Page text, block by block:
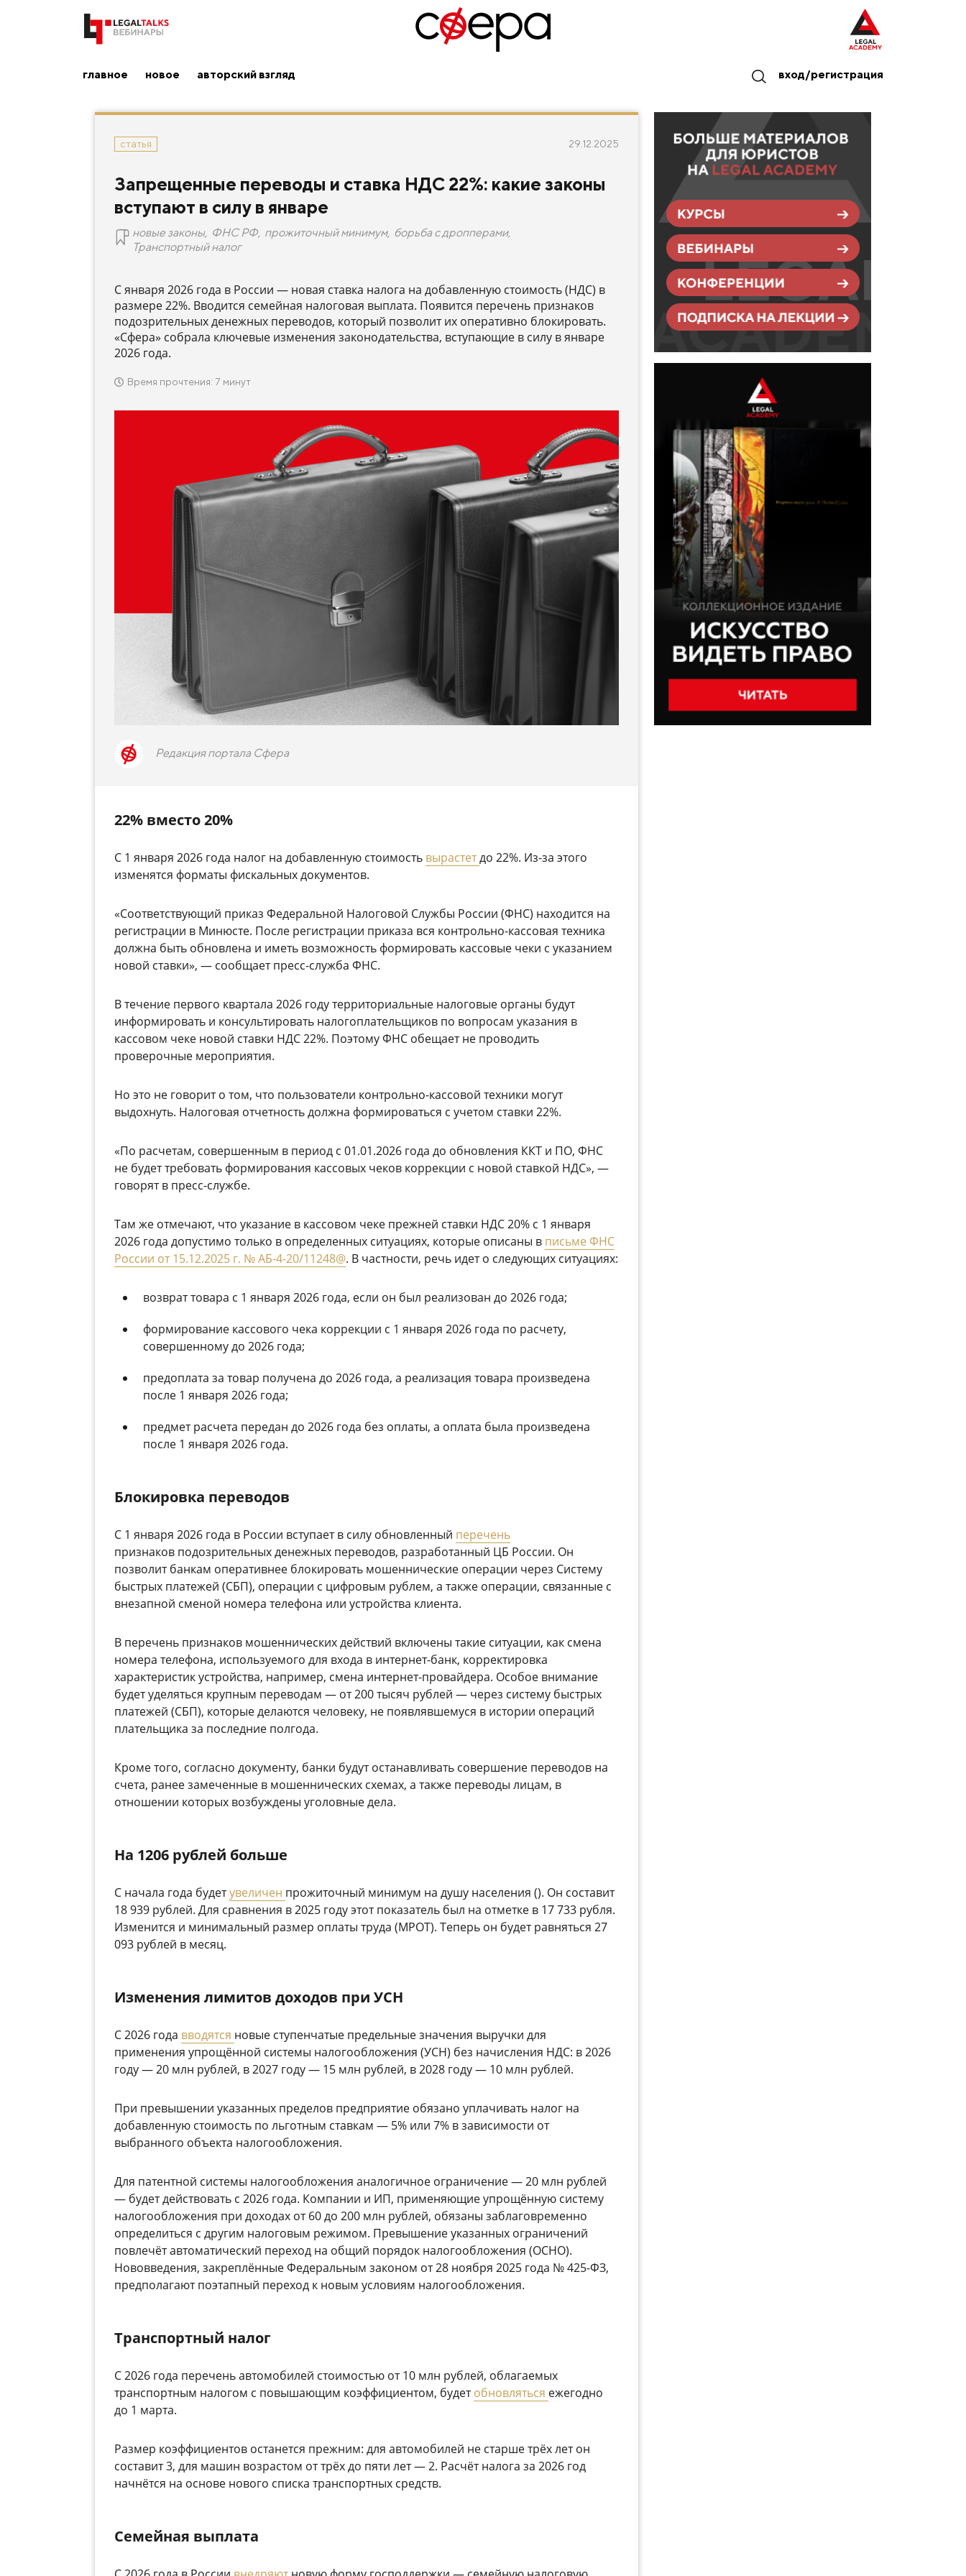
главное новое авторский взгляд вход/регистрация
статья 29.12.2025
Запрещенные переводы и ставка НДС 22%: какие законы
вступают в силу в январе
новые законы, ФНС РФ прожиточный минимум, борьба с дропперами,
Транспортный налог
С января 2026 года в России — новая ставка налога на добавленную стоимость (НДС) в
размере 22%. Вводится семейная налоговая выплата. Появится перечень признаков
подозрительных денежных переводов, который позволит их оперативно блокировать.
«Сфера» собрала ключевые изменения законодательства, вступающие в силу в январе
2026 года.
Время прочтения: 7 минут
Редакция портала Сфера
22% вместо 20%
С 1 января 2026 года налог на добавленную стоимость вырастетдо 22%. Из-за этого
изменятся форматы фискальных документов.
«Соответствующий приказ Федеральной Налоговой Службы России (ФНС) находится на
регистрации в Минюсте. После регистрации приказа вся контрольно-кассовая техника
должна быть обновлена и иметь возможность формировать кассовые чеки с указанием
новой ставки», — сообщает пресс-служба ФНС.
В течение первого квартала 2026 году территориальные налоговые органы будут
информировать и консультировать налогоплательщиков по вопросам указания в
кассовом чеке новой ставки НДС 22%. Поэтому ФНС обещает не проводить
проверочные мероприятия.
Но это не говорит о том, что пользователи контрольно-кассовой техники могут
выдохнуть. Налоговая отчетность должна формироваться с учетом ставки 22%.
«По расчетам, совершенным в период с 01.01.2026 года до обновления ККТ и ПО, ФНС
не будет требовать формирования кассовых чеков коррекции с новой ставкой НДС», —
говорят в пресс-службе.
Там же отмечают, что указание в кассовом чеке прежней ставки НДС 20% с 1 января
2026 года допустимо только в определенных ситуациях, которые описаны в письме ФНС
России от 15.12.2025 г. № АБ-4-20/11248@. В частности, речь идет о следующих ситуациях:
возврат товара с 1 января 2026 года, если он был реализован до 2026 года;
формирование кассового чека коррекции с 1 января 2026 года по расчету,
совершенному до 2026 года;
предоплата за товар получена до 2026 года, а реализация товара произведена
после 1 января 2026 года;
предмет расчета передан до 2026 года без оплаты, а оплата была произведена
после 1 января 2026 года.
Блокировка переводов
С 1 января 2026 года в России вступает в силу обновленный перечень
признаков подозрительных денежных переводов, разработанный ЦБ России. Он
позволит банкам оперативнее блокировать мошеннические операции через Систему
быстрых платежей (СБП), операции с цифровым рублем, а также операции, связанные с
внезапной сменой номера телефона или устройства клиента.
В перечень признаков мошеннических действий включены такие ситуации, как смена
номера телефона, используемого для входа в интернет-банк, корректировка
характеристик устройства, например, смена интернет-провайдера. Особое внимание
будет уделяться крупным переводам — от 200 тысяч рублей — через систему быстрых
платежей (СБП), которые делаются человеку, не появлявшемуся в истории операций
плательщика за последние полгода.
Кроме того, согласно документу, банки будут останавливать совершение переводов на
счета, ранее замеченные в мошеннических схемах, а также переводы лицам, в
отношении которых возбуждены уголовные дела.
На 1206 рублей больше
С начала года будетувеличен прожиточный минимум на душу населения (). Он составит
18 939 рублей. Для сравнения в 2025 году этот показатель был на отметке в 17 733 рубля.
Изменится и минимальный размер оплаты труда (МРОТ). Теперь он будет равняться 27
093 рублей в месяц.
Изменения лимитов доходов при УСН
С 2026 года вводятся новые ступенчатые предельные значения выручки для
применения упрощённой системы налогообложения (УСН) без начисления НДС: в 2026
году — 20 млн рублей, в 2027 году — 15 млн рублей, в 2028 году — 10 млн рублей.
При превышении указанных пределов предприятие обязано уплачивать налог на
добавленную стоимость по льготным ставкам — 5% или 7% в зависимости от
выбранного объекта налогообложения.
Для патентной системы налогообложения аналогичное ограничение — 20 млн рублей
— будет действовать с 2026 года. Компании и ИП, применяющие упрощённую систему
налогообложения при доходах от 60 до 200 млн рублей, обязаны заблаговременно
определиться с другим налоговым режимом. Превышение указанных ограничений
повлечёт автоматический переход на общий порядок налогообложения (ОСНО).
Нововведения, закреплённые Федеральным законом от 28 ноября 2025 года № 425-ФЗ,
предполагают поэтапный переход к новым условиям налогообложения.
Транспортный налог
С 2026 года перечень автомобилей стоимостью от 10 млн рублей, облагаемых
транспортным налогом с повышающим коэффициентом, будетобновляться ежегодно
до 1 марта.
Размер коэффициентов останется прежним: для автомобилей не старше трёх лет он
составит 3, для машин возрастом от трёх до пяти лет — 2. Расчёт налога за 2026 год
начнётся на основе нового списка транспортных средств.
Семейная выплата